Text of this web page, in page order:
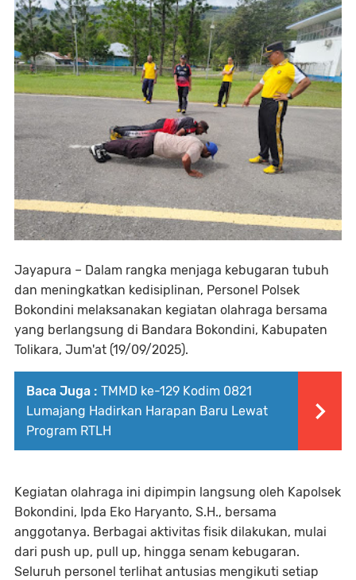
Jayapura – Dalam rangka menjaga kebugaran tubuh
dan meningkatkan kedisiplinan, Personel Polsek
Bokondini melaksanakan kegiatan olahraga bersama
yang berlangsung di Bandara Bokondini, Kabupaten
Tolikara, Jum'at (19/09/2025).
Baca Juga : TMMD ke-129 Kodim 0821
Lumajang Hadirkan Harapan Baru Lewat
Program RTLH
Kegiatan olahraga ini dipimpin langsung oleh Kapolsek
Bokondini, Ipda Eko Haryanto, S.H., bersama
anggotanya. Berbagai aktivitas fisik dilakukan, mulai
dari push up, pull up, hingga senam kebugaran.
Seluruh personel terlihat antusias mengikuti setiap